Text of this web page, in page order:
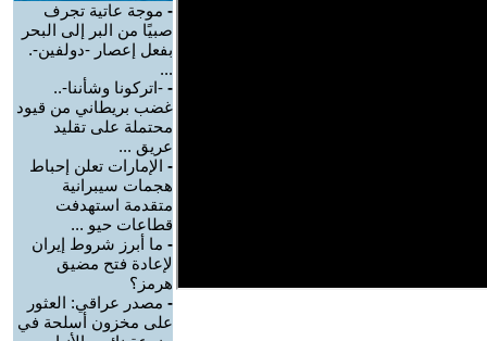
- موجة عاتية تجرف
صبيًا من البر إلى البحر
بفعل إعصار -دولفين-.
...
- -اتركونا وشأننا-..
غضب بريطاني من قيود
محتملة على تقليد
عريق ...
- الإمارات تعلن إحباط
هجمات سيبرانية
متقدمة استهدفت
قطاعات حيو ...
- ما أبرز شروط إيران
لإعادة فتح مضيق
هرمز؟
- مصدر عراقي: العثور
على مخزون أسلحة في